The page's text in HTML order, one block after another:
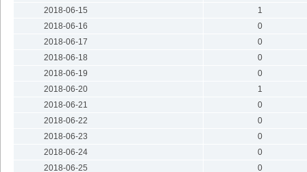
2018-06-15
1
2018-06-16
0
2018-06-17
0
2018-06-18
0
2018-06-19
0
2018-06-20
1
2018-06-21
0
2018-06-22
0
2018-06-23
0
2018-06-24
0
2018-06-25
0